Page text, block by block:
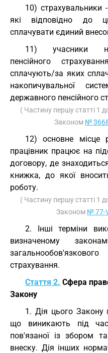
10) страхувальники
які відповідно до
сплачувати єдиний
11) учасники
пенсійного
сплачують/за яких
накопичувальної
державного пенсійного
( Частину першу статті 1
Законом №
12) основне місце
працівник працює на
договору, де
книжка, до якої
роботу.
( Частину першу статті 1
Законом № 77-
2. Інші терміни
визначеному
страхування.
Стаття 2. Сфера
Закону
1. Дія цього Закону
що виникають під час
пов'язаної із збором
внеску. Дія інших